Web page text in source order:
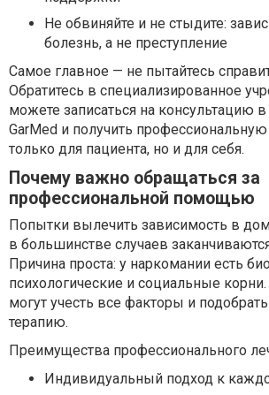
Не обвиняйте и не стыдите:
болезнь, а не преступление
Самое главное — не пытайтесь
Обратитесь в специализированное
можете записаться на консультацию
GarMed и получить
только для пациента, но и для себя.
Почему важно обращаться за
профессиональной помощью
Попытки вылечить зависимость в
в большинстве случаев
Причина проста: у наркомании есть
психологические и социальные
могут учесть все факторы и
терапию.
Преимущества профессионального
Индивидуальный подход к